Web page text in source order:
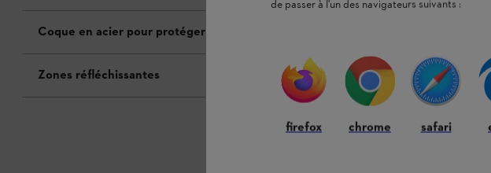
Coque en acier pour protéger les orteils
Zones réfléchissantes
de passer à l'un des navigateurs suivants :
firefox chrome safari